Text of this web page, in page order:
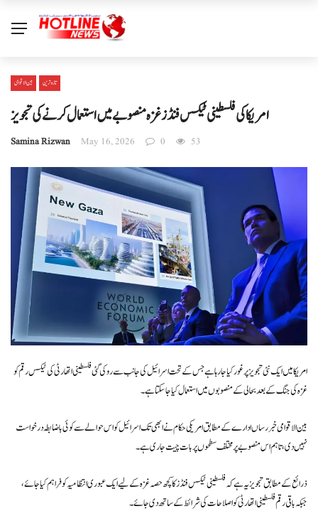
بین الا قوامی تازہ ترین
امریکا کی فلسطینی ٹیکس فنڈز غزہ منصوبے میں استعمال کرنے کی تجویز
Samina Rizwan May 16, 2026 0 53
امریکا میں ایک نئی تجویز پر غور کیا جا رہا ہے جس کے تحت اسرائیل کی جانب سے روکی گئی فلسطینی اتھارٹی کی ٹیکس رقم کو
غزہ کی جنگ کے بعد بحالی کے منصوبوں میں استعمال کیا جا سکتا ہے۔
بین الاقوامی خبر رساں ادارے کے مطابق امریکی حکام نے ابھی تک اسرائیل کو اس حوالے سے کوئی باضابطہ درخواست
نہیں دی، تاہم اس منصوبے پر مختلف سطحوں پر بات چیت جاری ہے۔
ذرائع کے مطابق تجویز یہ ہے کہ فلسطینی ٹیکس فنڈز کا کچھ حصہ غزہ کے لیے ایک عبوری انتظامیہ کو فراہم کیا جائے،
جبکہ باقی رقم فلسطینی اتھارٹی کو اصلاحات کی شرائط کے ساتھ دی جائے۔